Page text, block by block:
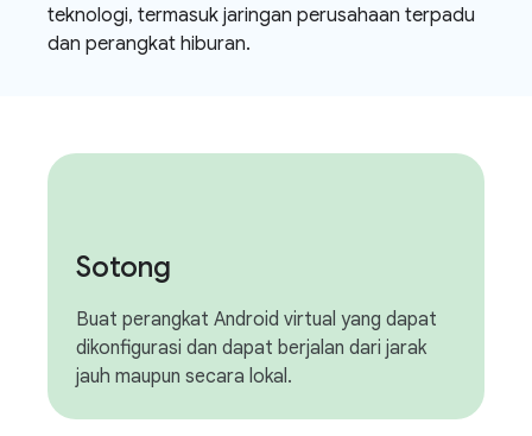
teknologi, termasuk jaringan perusahaan terpadu
dan perangkat hiburan.
Sotong
Buat perangkat Android virtual yang dapat
dikonfigurasi dan dapat berjalan dari jarak
jauh maupun secara lokal.